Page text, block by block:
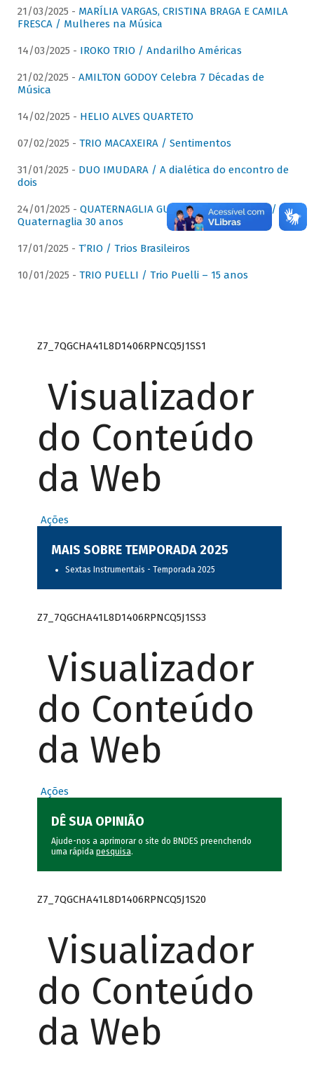
21/03/2025 - MARÍLIA VARGAS, CRISTINA BRAGA E CAMILA
FRESCA / Mulheres na Música
14/03/2025 - IROKO TRIO / Andarilho Américas
21/02/2025 - AMILTON GODOY Celebra 7 Décadas de
Música
14/02/2025 - HELIO ALVES QUARTETO
07/02/2025 - TRIO MACAXEIRA / Sentimentos
31/01/2025 - DUO IMUDARA / A dialética do encontro de
dois
24/01/2025 - QUATERNAGLIA GUITAR QUARTET (QGQ) /
Quaternaglia 30 anos
17/01/2025 - T’RIO / Trios Brasileiros
10/01/2025 - TRIO PUELLI / Trio Puelli – 15 anos
Z7_7QGCHA41L8D1406RPNCQ5J1SS1
Visualizador
do Conteúdo
da Web
Ações
MAIS SOBRE TEMPORADA 2025
Sextas Instrumentais - Temporada 2025
Z7_7QGCHA41L8D1406RPNCQ5J1SS3
Visualizador
do Conteúdo
da Web
Ações
DÊ SUA OPINIÃO
Ajude-nos a aprimorar o site do BNDES preenchendo
uma rápida pesquisa.
Z7_7QGCHA41L8D1406RPNCQ5J1S20
Visualizador
do Conteúdo
da Web